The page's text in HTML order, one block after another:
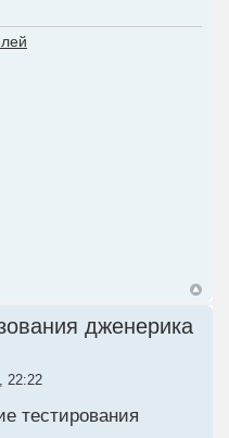
дженерика
22:22
тестирования